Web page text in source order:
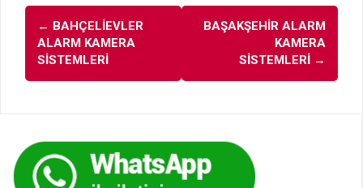
Post
navigation
← BAHÇELIEVLER
ALARM KAMERA
SISTEMLERI
BAŞAKŞEHIR ALARM
KAMERA
SISTEMLERI →